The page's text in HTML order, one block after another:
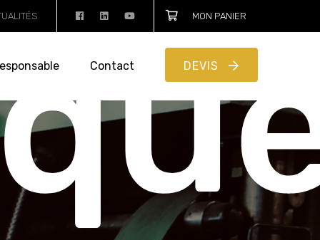
MON PANIER
Contact DEVIS